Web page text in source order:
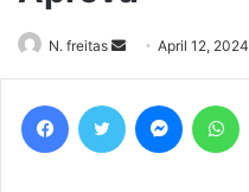
N. freitas
Send
an
email
April 12, 2024